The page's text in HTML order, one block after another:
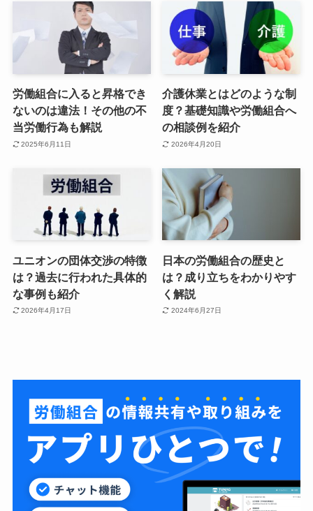
労働組合に入ると昇格でき
ないのは違法！その他の不
当労働行為も解説
2025年6月11日
介護休業とはどのような制
度？基礎知識や労働組合へ
の相談例を紹介
2026年4月20日
ユニオンの団体交渉の特徴
は？過去に行われた具体的
な事例も紹介
2026年4月17日
日本の労働組合の歴史と
は？成り立ちをわかりやす
く解説
2024年6月27日